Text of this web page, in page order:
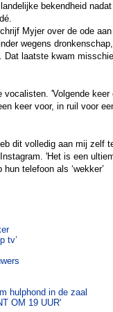
bekendheid nadat
Myjer over de ode
wegens dronkenschap,
Dat laatste kwam
vocalisten. 'Volgende keer
keer voor, in ruil voor
dit volledig aan mij zelf
'Het is een
telefoon als ‘wekker’
tv’
hulphond in de zaal
OM 19 UUR'